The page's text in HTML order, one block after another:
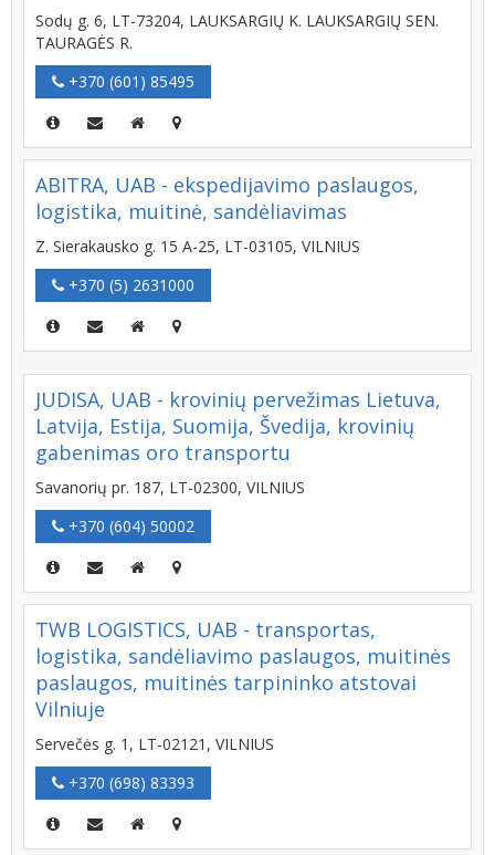
Sodų g. 6, LT-73204, LAUKSARGIŲ K. LAUKSARGIŲ SEN.
TAURAGĖS R.
+370 (601) 85495
ABITRA, UAB - ekspedijavimo paslaugos,
logistika, muitinė, sandėliavimas
Z. Sierakausko g. 15 A-25, LT-03105, VILNIUS
+370 (5) 2631000
JUDISA, UAB - krovinių pervežimas Lietuva,
Latvija, Estija, Suomija, Švedija, krovinių
gabenimas oro transportu
Savanorių pr. 187, LT-02300, VILNIUS
+370 (604) 50002
TWB LOGISTICS, UAB - transportas,
logistika, sandėliavimo paslaugos, muitinės
paslaugos, muitinės tarpininko atstovai
Vilniuje
Servečės g. 1, LT-02121, VILNIUS
+370 (698) 83393